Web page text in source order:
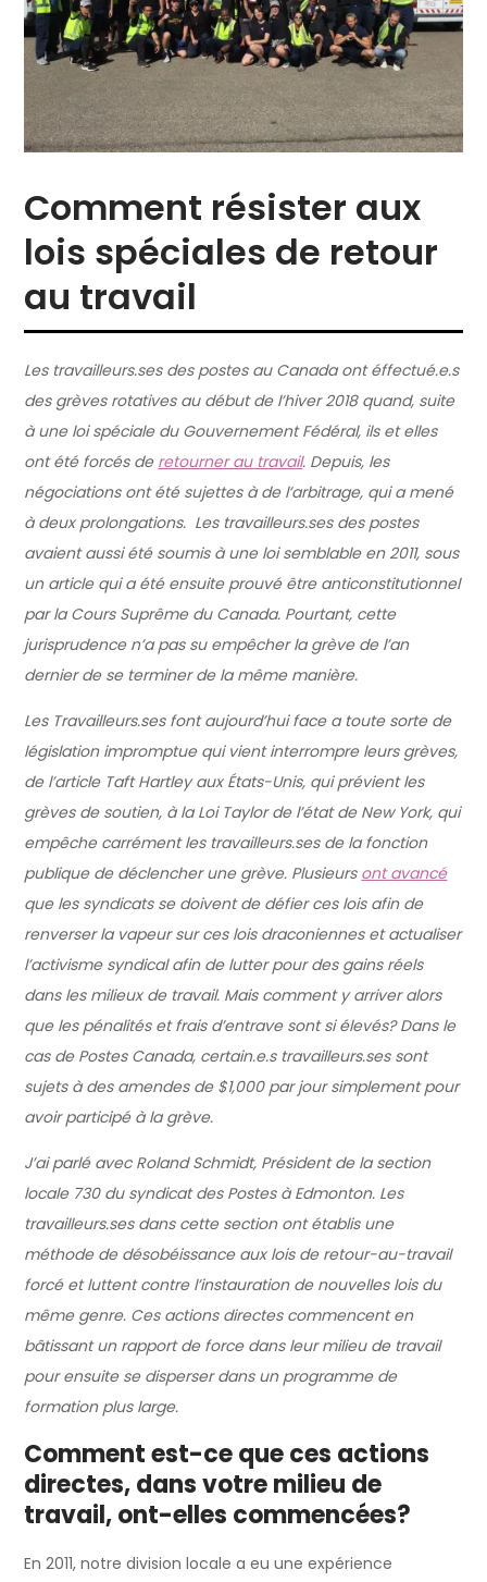
Comment résister aux
lois spéciales de retour
au travail
Les travailleurs.ses des postes au Canada ont éffectué.e.s
des grèves rotatives au début de l’hiver 2018 quand, suite
à une loi spéciale du Gouvernement Fédéral, ils et elles
ont été forcés de retourner au travail. Depuis, les
négociations ont été sujettes à de l’arbitrage, qui a mené
à deux prolongations. Les travailleurs.ses des postes
avaient aussi été soumis à une loi semblable en 2011, sous
un article qui a été ensuite prouvé être anticonstitutionnel
par la Cours Suprême du Canada. Pourtant, cette
jurisprudence n’a pas su empêcher la grève de l’an
dernier de se terminer de la même manière.
Les Travailleurs.ses font aujourd’hui face a toute sorte de
législation impromptue qui vient interrompre leurs grèves,
de l’article Taft Hartley aux États-Unis, qui prévient les
grèves de soutien, à la Loi Taylor de l’état de New York, qui
empêche carrément les travailleurs.ses de la fonction
publique de déclencher une grève. Plusieurs ont avancé
que les syndicats se doivent de défier ces lois afin de
renverser la vapeur sur ces lois draconiennes et actualiser
l’activisme syndical afin de lutter pour des gains réels
dans les milieux de travail. Mais comment y arriver alors
que les pénalités et frais d’entrave sont si élevés? Dans le
cas de Postes Canada, certain.e.s travailleurs.ses sont
sujets à des amendes de $1,000 par jour simplement pour
avoir participé à la grève.
J’ai parlé avec Roland Schmidt, Président de la section
locale 730 du syndicat des Postes à Edmonton. Les
travailleurs.ses dans cette section ont établis une
méthode de désobéissance aux lois de retour-au-travail
forcé et luttent contre l’instauration de nouvelles lois du
même genre. Ces actions directes commencent en
bâtissant un rapport de force dans leur milieu de travail
pour ensuite se disperser dans un programme de
formation plus large.
Comment est-ce que ces actions
directes, dans votre milieu de
travail, ont-elles commencées?
En 2011, notre division locale a eu une expérience